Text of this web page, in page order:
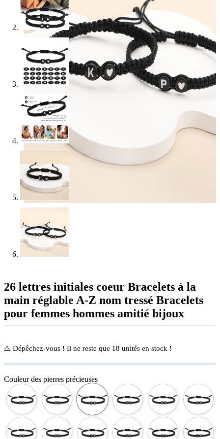
26 lettres initiales coeur Bracelets à la
main réglable A-Z nom tressé Bracelets
pour femmes hommes amitié bijoux
⚠️ Dépêchez-vous ! Il ne reste que 18 unités en stock !
Couleur des pierres précieuses